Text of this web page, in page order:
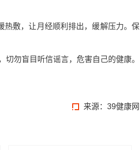
敷，让月经顺利排出，缓解压力。保
勿盲目听信谣言，危害自己的健康。
来源：39健康网